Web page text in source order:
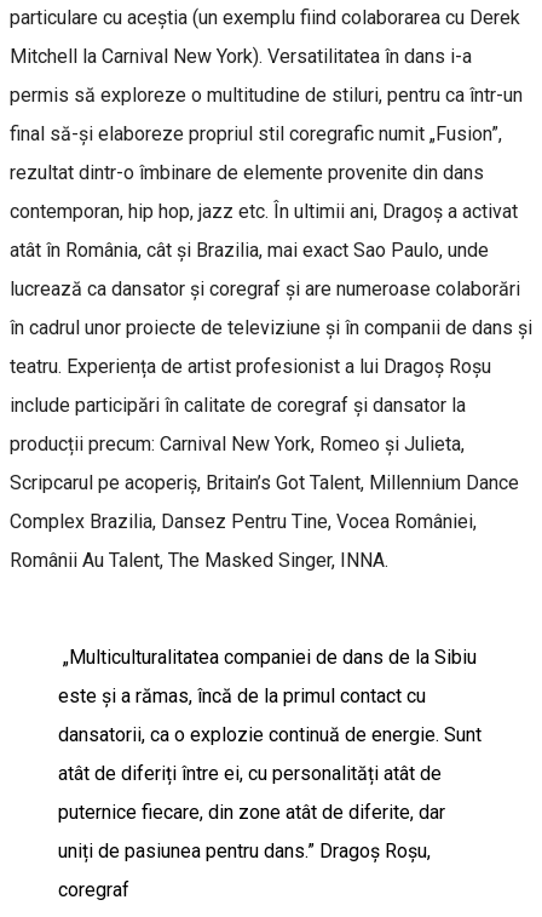
particulare cu aceștia (un exemplu fiind colaborarea cu Derek
Mitchell la Carnival New York). Versatilitatea în dans i-a
permis să exploreze o multitudine de stiluri, pentru ca într-un
final să-și elaboreze propriul stil coregrafic numit „Fusion”,
rezultat dintr-o îmbinare de elemente provenite din dans
contemporan, hip hop, jazz etc. În ultimii ani, Dragoș a activat
atât în România, cât și Brazilia, mai exact Sao Paulo, unde
lucrează ca dansator și coregraf și are numeroase colaborări
în cadrul unor proiecte de televiziune și în companii de dans și
teatru. Experiența de artist profesionist a lui Dragoș Roșu
include participări în calitate de coregraf și dansator la
producții precum: Carnival New York, Romeo și Julieta,
Scripcarul pe acoperiș, Britain’s Got Talent, Millennium Dance
Complex Brazilia, Dansez Pentru Tine, Vocea României,
Românii Au Talent, The Masked Singer, INNA.
„Multiculturalitatea companiei de dans de la Sibiu
este și a rămas, încă de la primul contact cu
dansatorii, ca o explozie continuă de energie. Sunt
atât de diferiți între ei, cu personalități atât de
puternice fiecare, din zone atât de diferite, dar
uniți de pasiunea pentru dans.” Dragoș Roșu,
coregraf